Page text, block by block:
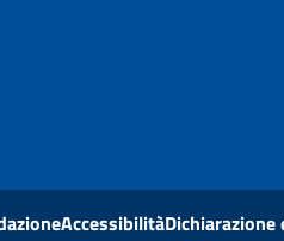
Accessibilità